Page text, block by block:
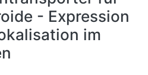
- Expression
im